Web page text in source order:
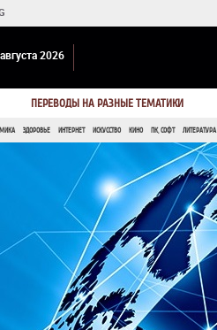
2026
ПЕРЕВОДЫ НА РАЗНЫЕ ТЕМАТИКИ
ЗДОРОВЬЕ ИНТЕРНЕТ ИСКУССТВО КИНО ПК, СОФТ ЛИТЕРАТУРА